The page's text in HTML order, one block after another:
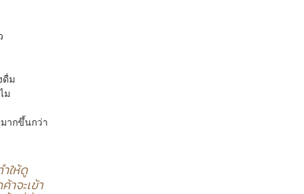
ดื่ม
ม
ากขึ้นกว่า
ให้ดู
าจะเข้า